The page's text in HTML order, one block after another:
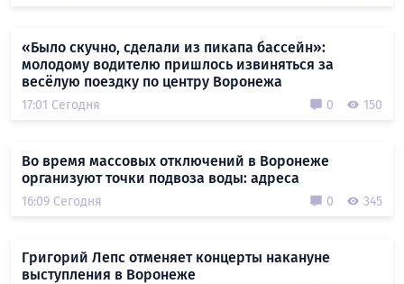
«Было скучно, сделали из пикапа бассейн»:
молодому водителю пришлось извиняться за
весёлую поездку по центру Воронежа
17:01 Сегодня 0 150
Во время массовых отключений в Воронеже
организуют точки подвоза воды: адреса
16:09 Сегодня 0 345
Григорий Лепс отменяет концерты накануне
выступления в Воронеже